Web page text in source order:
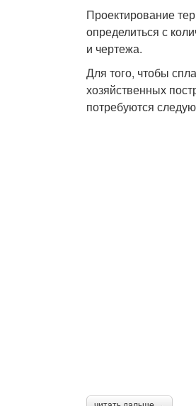
Проектирование
определиться с
и чертежа.
Для того, чтобы
хозяйственных
потребуются